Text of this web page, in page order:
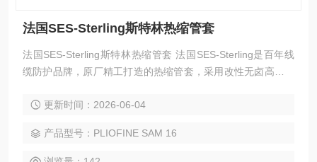
法国SES-Sterling斯特林热缩管套
法国SES-Sterling斯特林热缩管套 法国SES-Sterling是百年线
缆防护品牌，原厂精工打造的热缩管套，采用改性无卤高分子
均匀贴合，兼具绝缘阻燃、耐磨抗撕、耐高低温、耐酸碱油
痛点。产品规格型号齐全，适配电子电气、新能源、轨道交
通、*航空等多场景。
更新时间：2026-06-04
产品型号：PLIOFINE SAM 16